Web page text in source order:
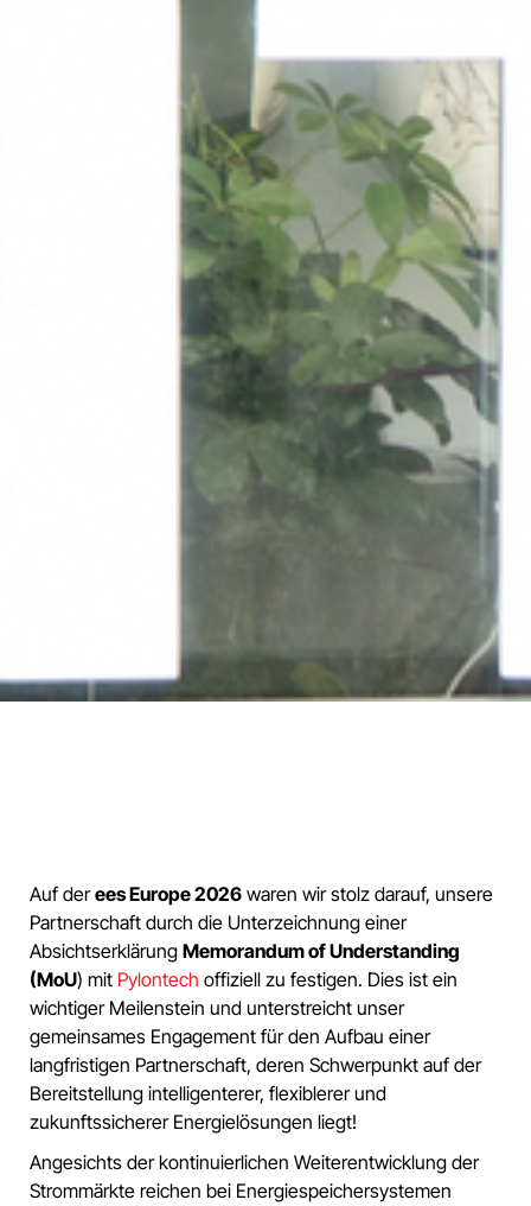
Auf derees Europe 2026 waren wir stolz darauf, unsere
Partnerschaft durch die Unterzeichnung einer
Absichtserklärung Memorandum of Understanding
(MoU) mit Pylontech offiziell zu festigen. Dies ist ein
wichtiger Meilenstein und unterstreicht unser
gemeinsames Engagement für den Aufbau einer
langfristigen Partnerschaft, deren Schwerpunkt auf der
Bereitstellung intelligenterer, flexiblerer und
zukunftssicherer Energielösungen liegt!
Angesichts der kontinuierlichen Weiterentwicklung der
Strommärkte reichen bei Energiespeichersystemen